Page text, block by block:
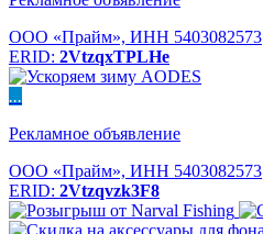
ООО «Прайм», ИНН 5403082573
ERID: 2VtzqxTPLHe
...
Рекламное объявление
ООО «Прайм», ИНН 5403082573
ERID: 2Vtzqvzk3F8